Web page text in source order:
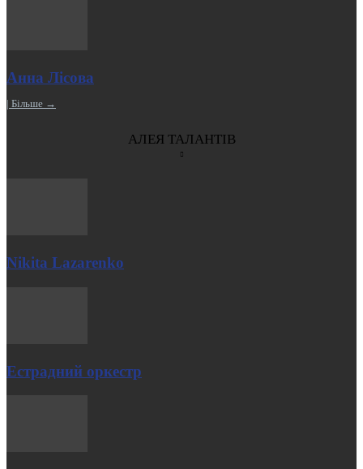
Анна Лісова
| Більше →
АЛЕЯ ТАЛАНТІВ
Nikita Lazarenko
Естрадний оркестр